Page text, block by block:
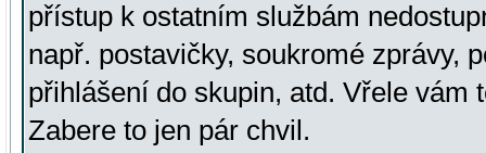
přístup k ostatním službám
např. postavičky, soukromé zprávy,
přihlášení do skupin, atd. Vřele vám
Zabere to jen pár chvil.